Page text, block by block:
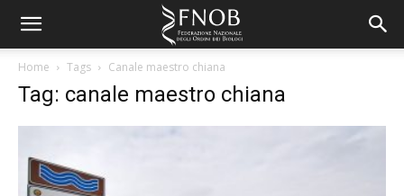
Home Tags Canale maestro chiana
Tag: canale maestro chiana